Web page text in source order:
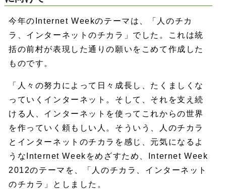
今年のInternet Weekのテーマは、「人のチカ
ラ、インターネットのチカラ」でした。これは統
括の前村が表現した通りの願いをこめて作成した
ものです。
「人々の努力によって日々成長し、たくましくな
っていくインターネット。そして、それを支え続
ける人、インターネットを使ってこれからの世界
を作っていく頼もしい人。そういう、人のチカラ
とインターネットのチカラを感じ、元気になるよ
うなInternet Weekをめざすため、Internet Week
2012のテーマを、「人のチカラ、インターネット
のチカラ」としました。